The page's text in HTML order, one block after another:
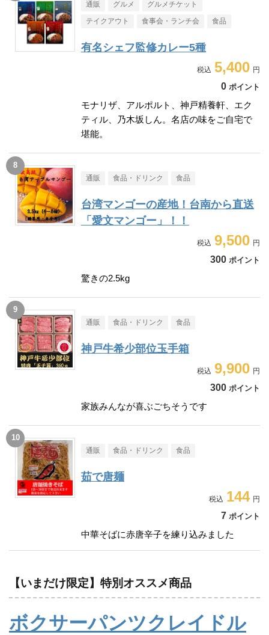
通販 グルメ グルメチケット
テイクアウト 食事会・ランチ会 食品
有名シェフ監修カレー5種
5,400
0 ポイント
モナリザ、アルポルト、神戸精養軒、エク
ティル、乃木坂しん。名店の味をご自宅で
堪能。
通販 食品・ドリンク 食品
台湾マンゴーの産地！台南から直送
「愛文マンゴー」！！
9,500
300 ポイント
驚きの2.5kg
通販 食品・ドリンク 食品
神戸牛希少部位玉手箱
9,900
300 ポイント
家族みんなが喜ぶごちそうです
通販 食品・ドリンク 食品
茹で唐麺
144
7 ポイント
中華そばに赤唐辛子を練り込みました
【いまだけ限定】特別オススメ商品
ボクサーパンツクレイドル